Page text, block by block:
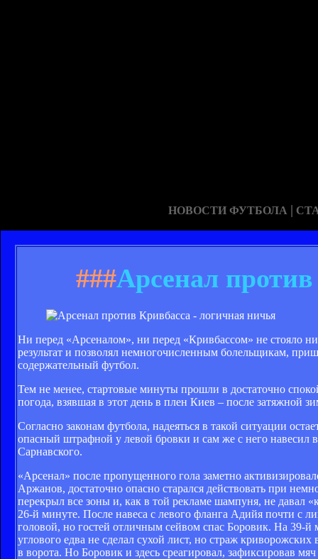
НОВОСТИ ФУТБОЛА |
###Арсенал
Ни перед «Арсеналом», ни перед «Кривбассом» не стояло
результат и позволял немногочисленным болельщикам,
содержательный футбол.
Тем не менее, стартовые минуты прошли в достаточно
погода, взявшая в этот день в плен Киев – после затяжной
Согласно законам футбола, надеяться в такой ситуации
опасный штрафной у левой бровки и сам же с него навесил
Сарнавского.
«Арсенал» после пропущенного гола заметно
Аржанов, достаточно опасно старался действовать при
перекрыл все зоны и, как в той рекламе шампуня, не давал
26-й минуте. После навеса с левого фланга Адийя почти с
головой, но гостей отличным сейвом спас Боровик. На 39-й
углового едва не сделал сухой лист, но страж
в ворота. Но Боровик и здесь среагировал, зафиксировав мяч